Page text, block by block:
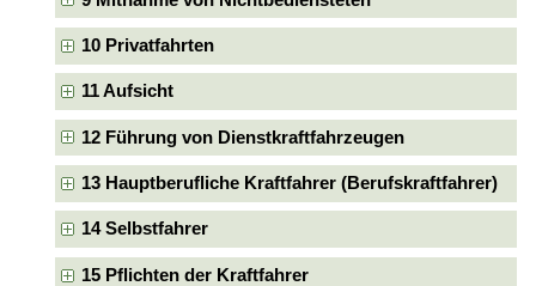
10 Privatfahrten
11 Aufsicht
12 Führung von Dienstkraftfahrzeugen
13 Hauptberufliche Kraftfahrer (Berufskraftfahrer)
14 Selbstfahrer
15 Pflichten der Kraftfahrer